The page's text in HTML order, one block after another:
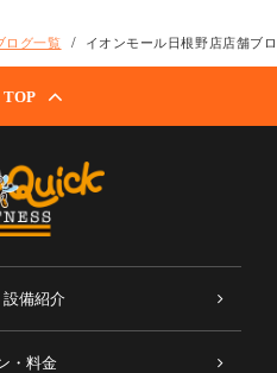
ログ一覧 イオンモール日根野店店舗ブ
TOP
備紹介
・料金